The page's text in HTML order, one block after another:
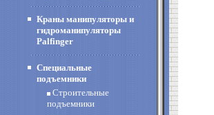
Краны манипуляторы и
гидроманипуляторы
Palfinger
Специальные
подъемники
Строительные
подъемники